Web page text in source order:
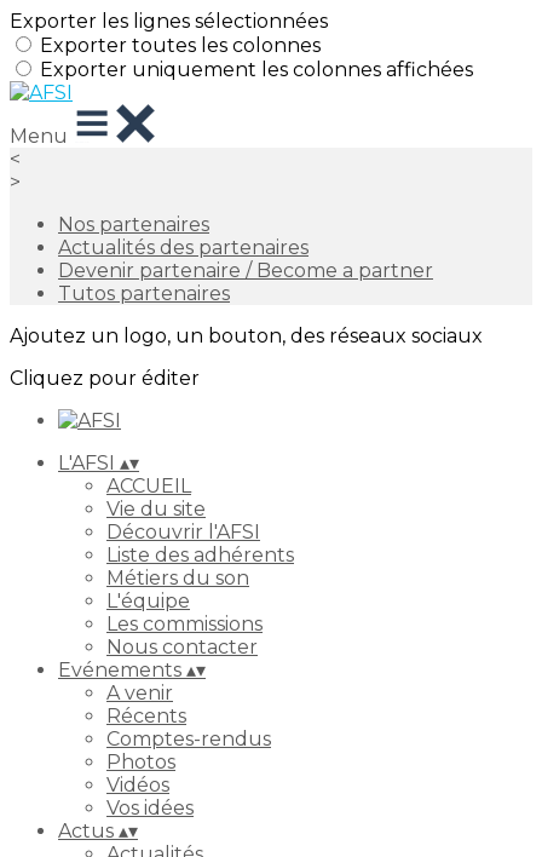
Exporter les lignes sélectionnées
Exporter toutes les colonnes
Exporter uniquement les colonnes affichées
Menu
<
>
Nos partenaires
Actualités des partenaires
Devenir partenaire / Become a partner
Tutos partenaires
Ajoutez un logo, un bouton, des réseaux sociaux
Cliquez pour éditer
L'AFSI ▴▾
ACCUEIL
Vie du site
Découvrir l'AFSI
Liste des adhérents
Métiers du son
L'équipe
Les commissions
Nous contacter
Evénements ▴▾
A venir
Récents
Comptes-rendus
Photos
Vidéos
Vos idées
Actus ▴▾